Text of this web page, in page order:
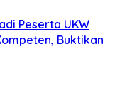
Peserta UKW
Buktikan